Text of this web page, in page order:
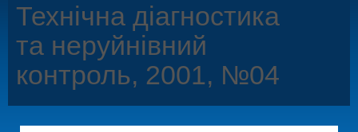
Технічна діагностика
та неруйнівний
контроль, 2001, №04